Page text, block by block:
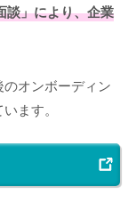
談」により、企業
オンボーディン
ます。